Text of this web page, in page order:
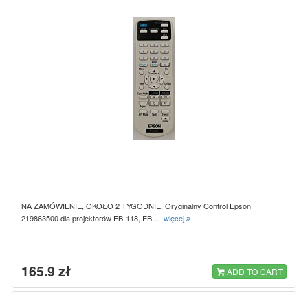
NA ZAMÓWIENIE, OKOŁO 2 TYGODNIE. Oryginalny Control Epson
219863500 dla projektorów EB-118, EB… więcej
165.9 zł ADD TO CART